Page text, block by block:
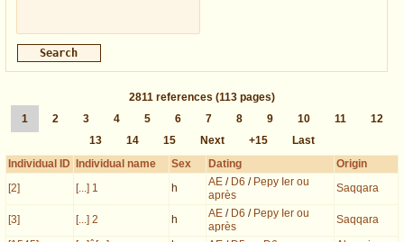
2811 references (113 pages)
1
2 3 4 5 6 7 8 9 10 11
12
13
14 15 Next +15
Last
Individual ID
Individual name Sex Dating
Origin
[2]
[...] 1 h AE / D6 / Pepy Ier ou
après
Saqqara
[3] [...] 2 h AE / D6 / Pepy Ier ou
après
Saqqara